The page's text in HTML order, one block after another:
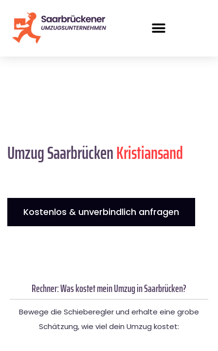
Umzug SaarbrückenKristiansand
Kostenlos & unverbindlich anfragen
Rechner: Was kostet mein Umzug in Saarbrücken?
Bewege die Schieberegler und erhalte eine grobe
Schätzung, wie viel dein Umzug kostet: